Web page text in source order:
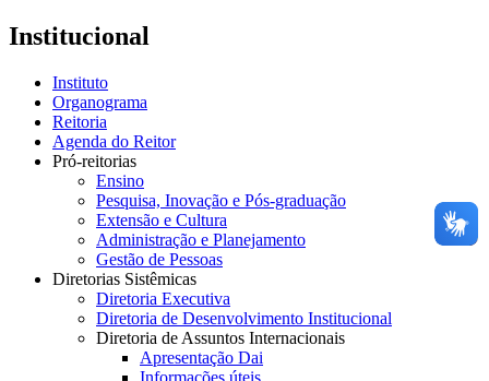
Institucional
Instituto
Organograma
Reitoria
Agenda do Reitor
Pró-reitorias
Ensino
Pesquisa, Inovação e Pós-graduação
Extensão e Cultura
Administração e Planejamento
Gestão de Pessoas
Diretorias Sistêmicas
Diretoria Executiva
Diretoria de Desenvolvimento Institucional
Diretoria de Assuntos Internacionais
Apresentação Dai
Informações úteis